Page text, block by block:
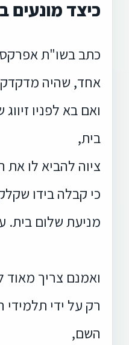
כיצד מונעים
כתב בשו"ת
אחד, שהיה מדקדק
ואם בא לפניו
בית,
ציוה להביא לו
כי קבלה בידו
מניעת שלום בית.
ואמנם צריך מאוד
רק על ידי תלמידי
השם,